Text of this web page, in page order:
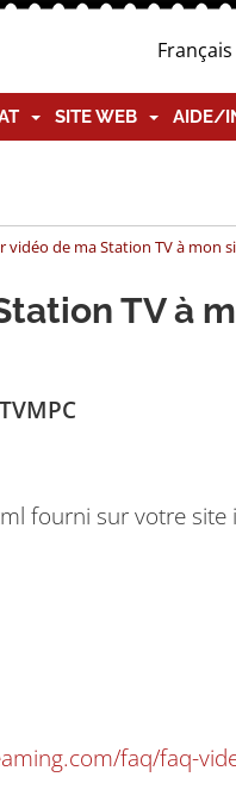
Français
SITE WEB AIDE/
vidéo de ma Station TV à mon
TV à
fourni sur votre site
faq/faq-